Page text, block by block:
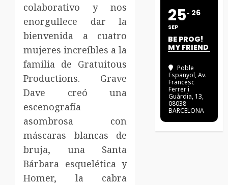
colaborativo y nos
enorgullece dar la
bienvenida a cuatro
mujeres increíbles a la
familia de Gratuitous
Productions. Grave
Dave creó una
escenografía
asombrosa con
máscaras blancas de
bruja, una Santa
Bárbara esquelética y
Homer, la cabra
25
SEP
26
BE PROG!
MY FRIEND
Poble
Espanyol, Av.
Francesc
Ferrer i
Guàrdia, 13,
08038
BARCELONA